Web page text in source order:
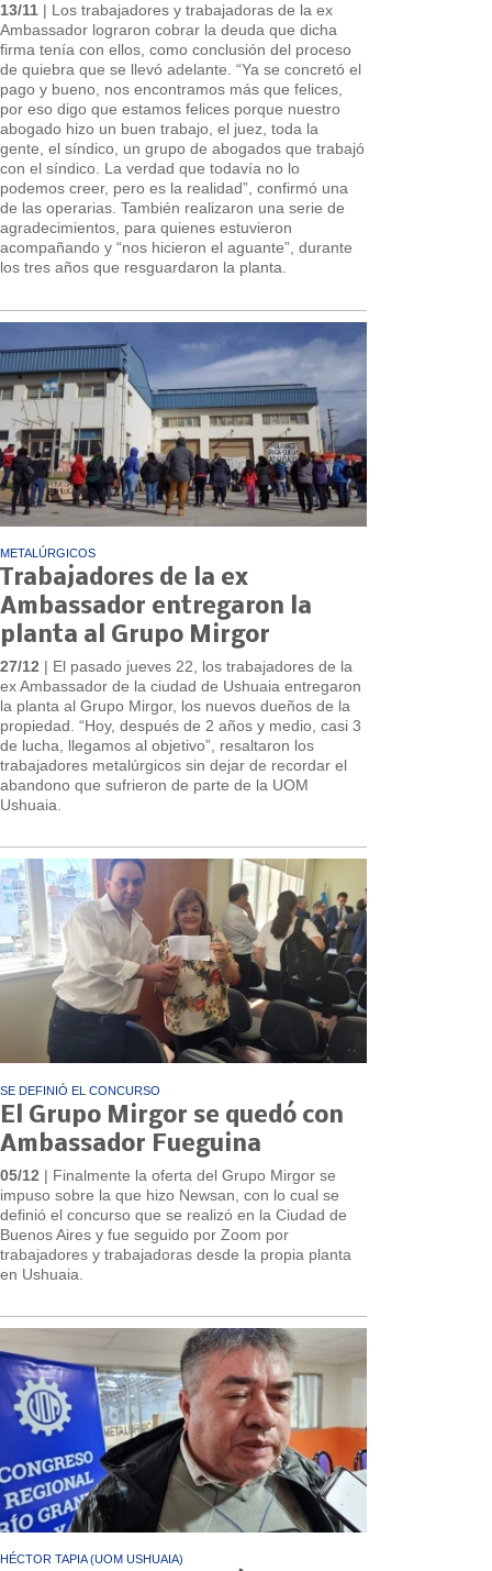
13/11 | Los trabajadores y trabajadoras de la ex
Ambassador lograron cobrar la deuda que dicha
firma tenía con ellos, como conclusión del proceso
de quiebra que se llevó adelante. “Ya se concretó el
pago y bueno, nos encontramos más que felices,
por eso digo que estamos felices porque nuestro
abogado hizo un buen trabajo, el juez, toda la
gente, el síndico, un grupo de abogados que trabajó
con el síndico. La verdad que todavía no lo
podemos creer, pero es la realidad”, confirmó una
de las operarias. También realizaron una serie de
agradecimientos, para quienes estuvieron
acompañando y “nos hicieron el aguante”, durante
los tres años que resguardaron la planta.
METALÚRGICOS
Trabajadores de la ex
Ambassador entregaron la
planta al Grupo Mirgor
27/12 | El pasado jueves 22, los trabajadores de la
ex Ambassador de la ciudad de Ushuaia entregaron
la planta al Grupo Mirgor, los nuevos dueños de la
propiedad. “Hoy, después de 2 años y medio, casi 3
de lucha, llegamos al objetivo”, resaltaron los
trabajadores metalúrgicos sin dejar de recordar el
abandono que sufrieron de parte de la UOM
Ushuaia.
SE DEFINIÓ EL CONCURSO
El Grupo Mirgor se quedó con
Ambassador Fueguina
05/12 | Finalmente la oferta del Grupo Mirgor se
impuso sobre la que hizo Newsan, con lo cual se
definió el concurso que se realizó en la Ciudad de
Buenos Aires y fue seguido por Zoom por
trabajadores y trabajadoras desde la propia planta
en Ushuaia.
HÉCTOR TAPIA (UOM USHUAIA)